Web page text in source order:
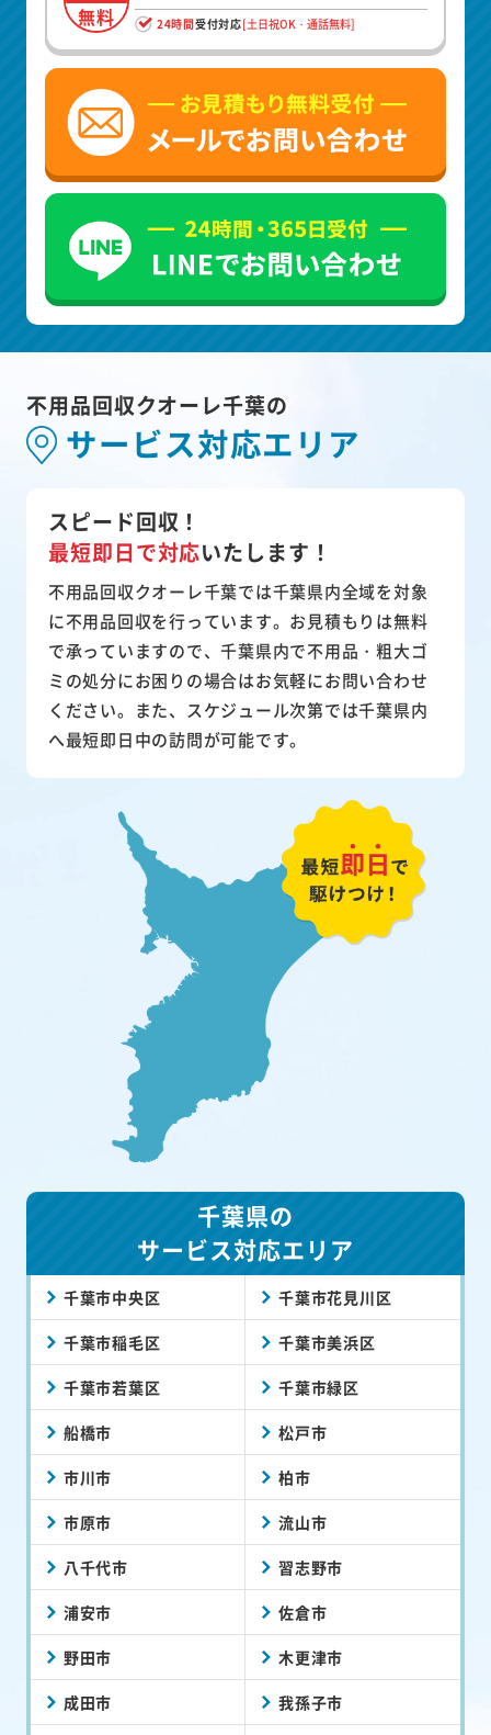
無料 24時間受付対応[土日祝OK・通話無料]
不用品回収クオーレ千葉の
サービス対応エリア
スピード回収！
最短即日で対応いたします！
不用品回収クオーレ千葉では千葉県内全域を対象
に不用品回収を行っています。お見積もりは無料
で承っていますので、千葉県内で不用品・粗大ゴ
ミの処分にお困りの場合はお気軽にお問い合わせ
ください。また、スケジュール次第では千葉県内
へ最短即日中の訪問が可能です。
千葉県の
サービス対応エリア
千葉市中央区 千葉市花見川区
千葉市稲毛区 千葉市美浜区
千葉市若葉区 千葉市緑区
船橋市 松戸市
市川市 柏市
市原市 流山市
八千代市 習志野市
浦安市 佐倉市
野田市 木更津市
成田市 我孫子市